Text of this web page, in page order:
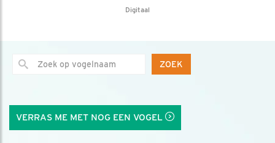
Digitaal
ZOEK
VERRAS ME MET NOG EEN VOGEL